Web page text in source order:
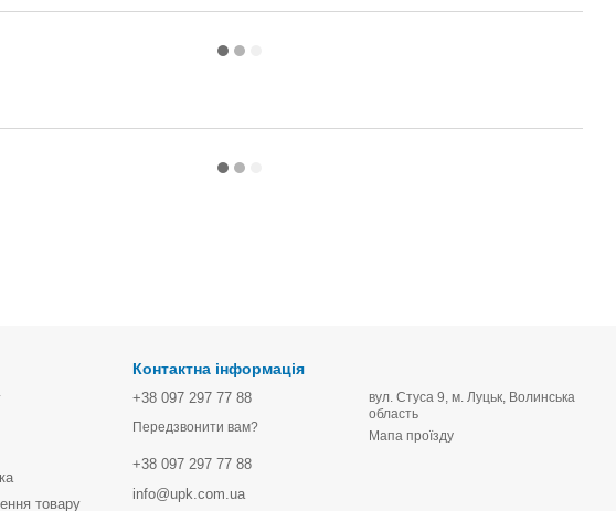
товару
Контактна інформація
+38 097 297 77 88
Передзвонити вам?
+38 097 297 77 88
info@upk.com.ua
вул. Стуса 9, м. Луцьк, Волинська
область
Мапа проїзду